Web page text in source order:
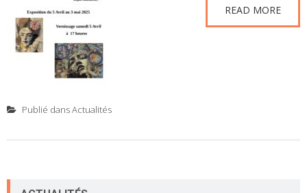
READ MORE
Publié dansActualités